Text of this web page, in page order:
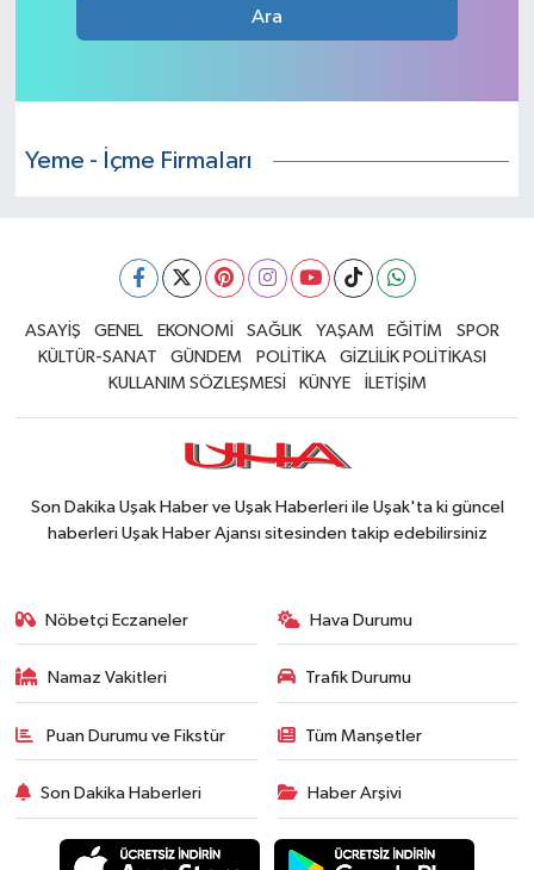
Ara
Yeme - İçme Firmaları
ASAYİŞ GENEL EKONOMİ SAĞLIK YAŞAM EĞİTİM
SPOR
KÜLTÜR-SANAT
GÜNDEM POLİTİKA
GİZLİLİK POLİTİKASI
KULLANIM SÖZLEŞMESİ
KÜNYE İLETİŞİM
Son Dakika Uşak Haber ve Uşak Haberleri ile Uşak'ta ki güncel
haberleri Uşak Haber Ajansı sitesinden takip edebilirsiniz
Nöbetçi Eczaneler Hava Durumu
Namaz Vakitleri Trafik Durumu
Puan Durumu ve Fikstür Tüm Manşetler
Son Dakika Haberleri Haber Arşivi
BİLİM VE TEKNOLOJİ
KÜLTÜR-SANAT
ÖZEL HABER
POLİTİKA
SİYASET
TEKNOLOJİ
Yerel